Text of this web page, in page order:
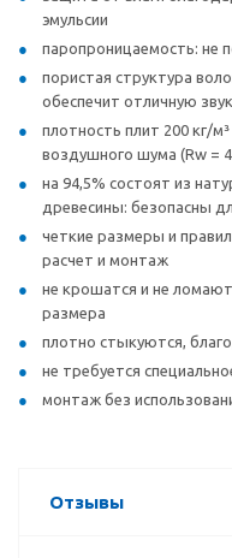
эмульсии
паропроницаемость: не
пористая структура
обеспечит отличную
плотность плит 200 кг/
воздушного шума (Rw =
на 94,5% состоят из
древесины: безопасны
четкие размеры и
расчет и монтаж
не крошатся и не
размера
плотно стыкуются,
не требуется
монтаж без
Отзывы